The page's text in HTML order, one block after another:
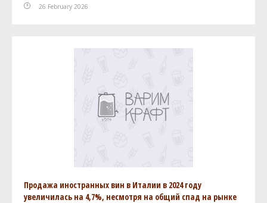
26 February 2026
Продажа иностранных вин в Италии в 2024 году
увеличилась на 4,7%, несмотря на общий спад на рынке